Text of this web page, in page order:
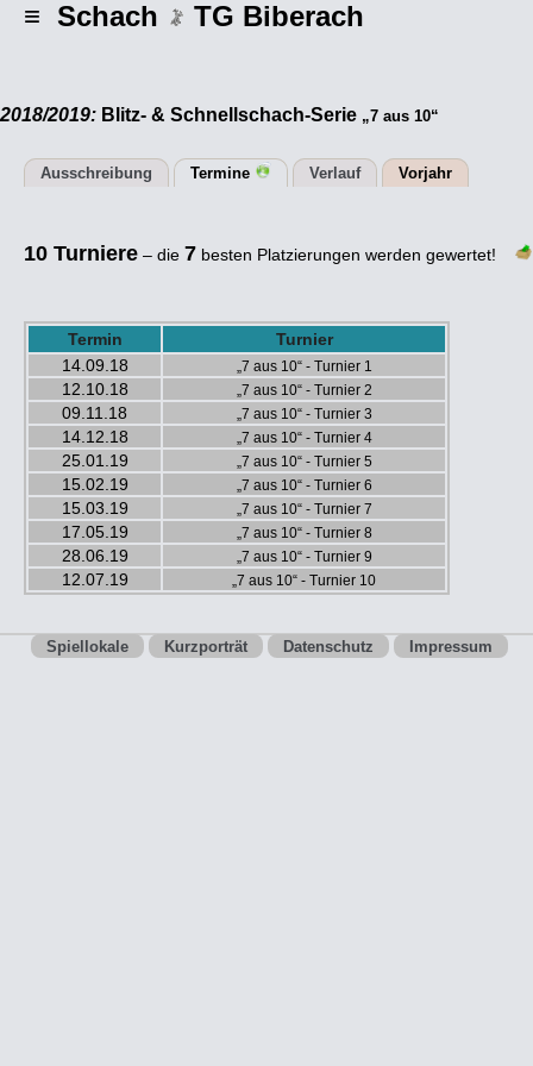
≡ Schach TG Biberach
2018/2019: Blitz- & Schnellschach-Serie „7 aus 10“
Ausschreibung Termine Verlauf Vorjahr
10 Turniere – die 7 besten Platzierungen werden gewertet!
Termin
Turnier
14.09.18
„7 aus 10“ - Turnier 1
12.10.18 „7 aus 10“ - Turnier 2
09.11.18 „7 aus 10“ - Turnier 3
14.12.18 „7 aus 10“ - Turnier 4
25.01.19 „7 aus 10“ - Turnier 5
15.02.19 „7 aus 10“ - Turnier 6
15.03.19 „7 aus 10“ - Turnier 7
17.05.19 „7 aus 10“ - Turnier 8
28.06.19 „7 aus 10“ - Turnier 9
12.07.19 „7 aus 10“ - Turnier 10
Spiellokale Kurzporträt Datenschutz Impressum